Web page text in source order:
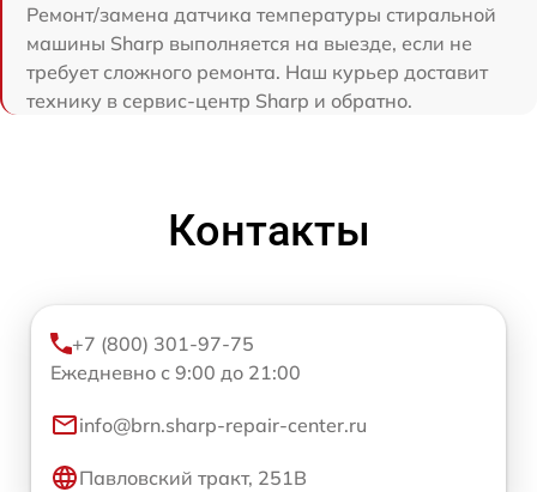
Ремонт/замена датчика температуры стиральной
машины Sharp выполняется на выезде, если не
требует сложного ремонта. Наш курьер доставит
технику в сервис-центр Sharp и обратно.
Контакты
+7 (800) 301-97-75
Ежедневно с 9:00 до 21:00
info@brn.sharp-repair-center.ru
Павловский тракт, 251В